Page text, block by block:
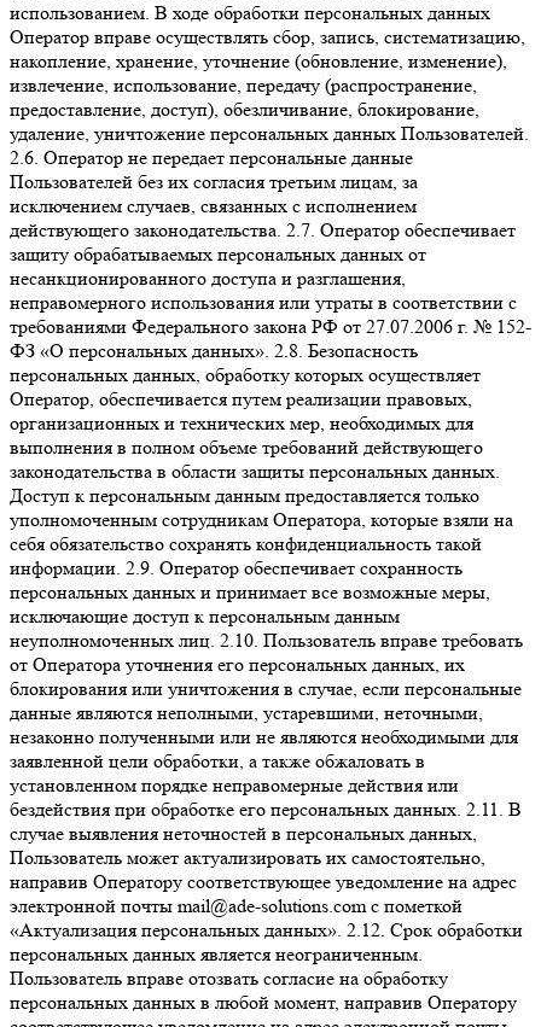
использованием. В ходе обработки персональных данных
Оператор вправе осуществлять сбор, запись, систематизацию,
накопление, хранение, уточнение (обновление, изменение),
извлечение, использование, передачу (распространение,
предоставление, доступ), обезличивание, блокирование,
удаление, уничтожение персональных данных Пользователей.
2.6. Оператор не передает персональные данные
Пользователей без их согласия третьим лицам, за
исключением случаев, связанных с исполнением
действующего законодательства. 2.7. Оператор обеспечивает
защиту обрабатываемых персональных данных от
несанкционированного доступа и разглашения,
неправомерного использования или утраты в соответствии с
требованиями Федерального закона РФ от 27.07.2006 г. № 152-
ФЗ «О персональных данных». 2.8. Безопасность
персональных данных, обработку которых осуществляет
Оператор, обеспечивается путем реализации правовых,
организационных и технических мер, необходимых для
выполнения в полном объеме требований действующего
законодательства в области защиты персональных данных.
Доступ к персональным данным предоставляется только
уполномоченным сотрудникам Оператора, которые взяли на
себя обязательство сохранять конфиденциальность такой
информации. 2.9. Оператор обеспечивает сохранность
персональных данных и принимает все возможные меры,
исключающие доступ к персональным данным
неуполномоченных лиц. 2.10. Пользователь вправе требовать
от Оператора уточнения его персональных данных, их
блокирования или уничтожения в случае, если персональные
данные являются неполными, устаревшими, неточными,
незаконно полученными или не являются необходимыми для
заявленной цели обработки, а также обжаловать в
установленном порядке неправомерные действия или
бездействия при обработке его персональных данных. 2.11. В
случае выявления неточностей в персональных данных,
Пользователь может актуализировать их самостоятельно,
направив Оператору соответствующее уведомление на адрес
электронной почты mail@ade-solutions.com с пометкой
«Актуализация персональных данных». 2.12. Срок обработки
персональных данных является неограниченным.
Пользователь вправе отозвать согласие на обработку
персональных данных в любой момент, направив Оператору